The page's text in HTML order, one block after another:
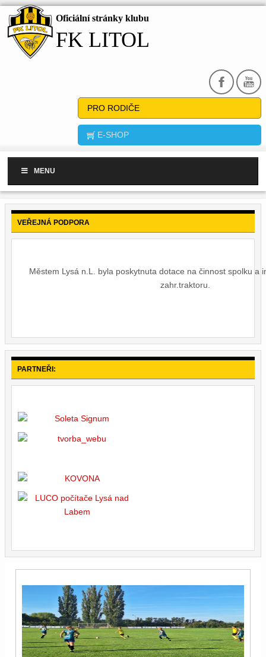
Oficiální stránky klubu
FK LITOL
PRO RODIČE
E-SHOP
MENU
VEŘEJNÁ PODPORA
Městem Lysá n.L. byla poskytnuta dotace na činnost spolku a
zahr.traktoru.
PARTNEŘI: